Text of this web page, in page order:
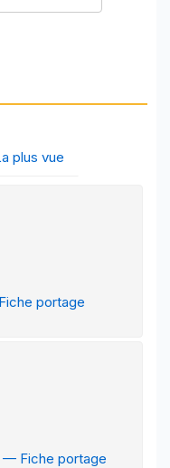
plus vue
portage
— Fiche portage